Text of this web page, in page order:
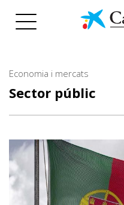
Economia i mercats
Sector públic